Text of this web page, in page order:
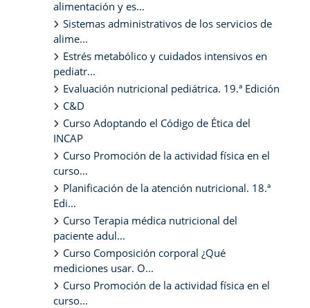
alimentación y es...
Sistemas administrativos de los servicios de
alime...
Estrés metabólico y cuidados intensivos en
pediatr...
Evaluación nutricional pediátrica. 19.ª Edición
C&D
Curso Adoptando el Código de Ética del
INCAP
Curso Promoción de la actividad física en el
curso...
Planificación de la atención nutricional. 18.ª
Edi...
Curso Terapia médica nutricional del
paciente adul...
Curso Composición corporal ¿Qué
mediciones usar. O...
Curso Promoción de la actividad física en el
curso...